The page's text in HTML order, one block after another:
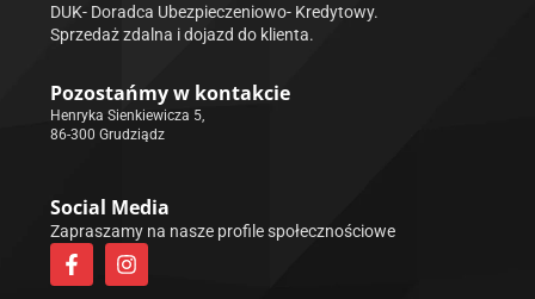
DUK- Doradca Ubezpieczeniowo- Kredytowy.
Sprzedaż zdalna i dojazd do klienta.
Pozostańmy w kontakcie
Henryka Sienkiewicza 5,
86-300 Grudziądz
Social Media
Zapraszamy na nasze profile społecznościowe